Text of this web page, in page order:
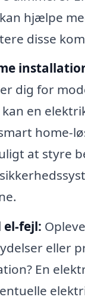
hjælpe
disse
dig for
en
home-
at styre
fejl:
eller
En